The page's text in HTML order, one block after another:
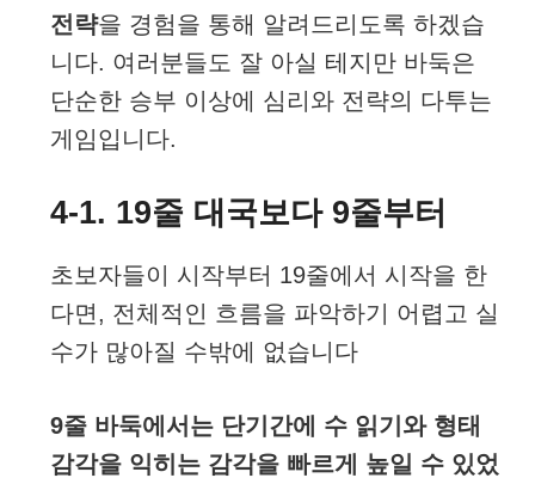
전략을 경험을 통해 알려드리도록 하겠습
니다. 여러분들도 잘 아실 테지만 바둑은
단순한 승부 이상에 심리와 전략의 다투는
게임입니다.
4-1. 19줄 대국보다 9줄부터
초보자들이 시작부터 19줄에서 시작을 한
다면, 전체적인 흐름을 파악하기 어렵고 실
수가 많아질 수밖에 없습니다
9줄 바둑에서는 단기간에 수 읽기와 형태
감각을 익히는 감각을 빠르게 높일 수 있었